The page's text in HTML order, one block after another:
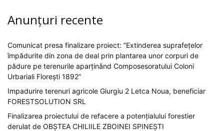
Anunțuri recente
Comunicat presa finalizare proiect: ”Extinderea suprafețelor
împădurite din zona de deal prin plantarea unor corpuri de
pădure pe terenurile aparținând Composesoratului Coloni
Urbariali Florești 1892”
Impadurire terenuri agricole Giurgiu 2 Letca Noua, beneficiar
FORESTSOLUTION SRL
Finalizarea proiectului de refacere a potențialului forestier
derulat de OBȘTEA CHILIILE ZBOINEI SPINEȘTI